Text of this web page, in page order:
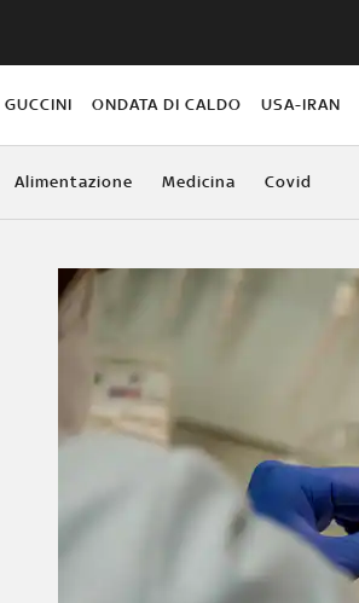
ONDATA DI CALDO USA-IRAN
Alimentazione Medicina Covid